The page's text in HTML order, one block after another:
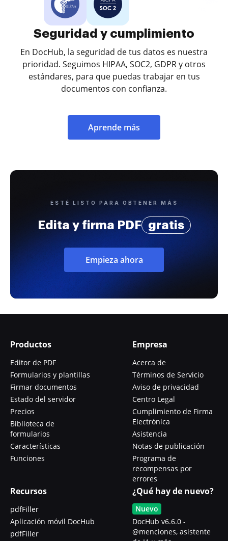
Seguridad y cumplimiento
En DocHub, la seguridad de tus datos es nuestra
prioridad. Seguimos HIPAA, SOC2, GDPR y otros
estándares, para que puedas trabajar en tus
documentos con confianza.
Aprende más
ESTÉ LISTO PARA OBTENER MÁS
Edita y firma PDF gratis
Empieza ahora
Productos
Editor de PDF
Formularios y plantillas
Firmar documentos
Estado del servidor
Precios
Biblioteca de
formularios
Características
Funciones
Empresa
Acerca de
Términos de Servicio
Aviso de privacidad
Centro Legal
Cumplimiento de Firma
Electrónica
Asistencia
Notas de publicación
Programa de
recompensas por
errores
Recursos
pdfFiller
Aplicación móvil DocHub
pdfFiller
¿Qué hay de nuevo?
Nuevo
DocHub v6.6.0 -
@menciones, asistente